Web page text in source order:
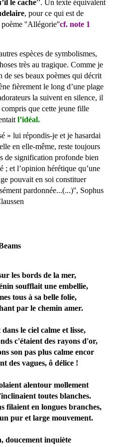
le cache''. Un texte équivalent
, pour ce qui est de
poème ''Allégorie''cf. note 1
espèces de symbolismes,
très au tragique. Comme je
de ses beaux poèmes qui décrit
fièrement le long d’une plage
la suivent en silence, il
compris que cette jeune fille
l’idéal.
» lui répondis-je et je hasardai
en elle-même, reste toujours
de signification profonde bien
; et l’opinion hérétique qu’une
pouvait en soi constituer
pardonnée...(...)'', Sophus
les bords de la mer,
soufflait une embellie,
tous à sa belle folie,
par le chemin amer.
le ciel calme et lisse,
c'étaient des rayons d'or,
son pas plus calme encor
des vagues, ô délice !
alentour mollement
toutes blanches.
filaient en longues branches,
pur et large mouvement.
doucement inquiète